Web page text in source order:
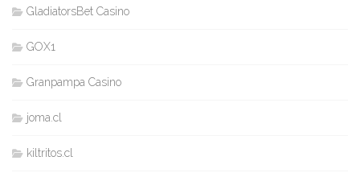
GladiatorsBet Casino
GOX1
Granpampa Casino
joma.cl
kiltritos.cl